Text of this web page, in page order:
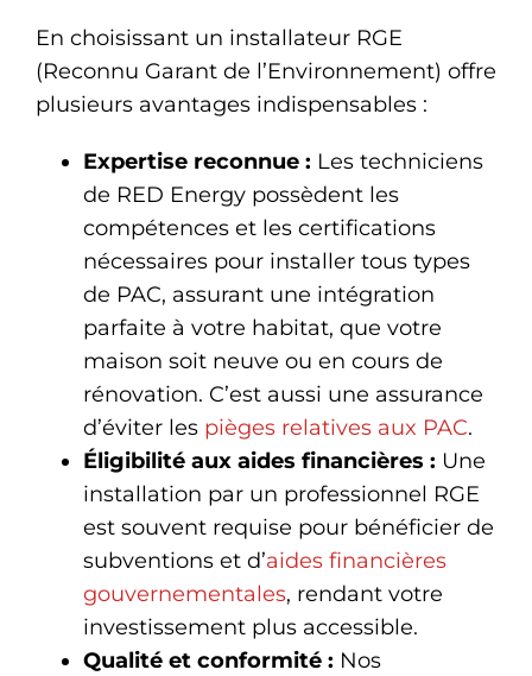
En choisissant un installateur RGE
(Reconnu Garant de l’Environnement) offre
plusieurs avantages indispensables :
Expertise reconnue : Les techniciens
de RED Energy possèdent les
compétences et les certifications
nécessaires pour installer tous types
de PAC, assurant une intégration
parfaite à votre habitat, que votre
maison soit neuve ou en cours de
rénovation. C’est aussi une assurance
d’éviter les pièges relatives aux PAC.
Éligibilité aux aides financières : Une
installation par un professionnel RGE
est souvent requise pour bénéficier de
subventions et d’aides financières
gouvernementales, rendant votre
investissement plus accessible.
Qualité et conformité : Nos